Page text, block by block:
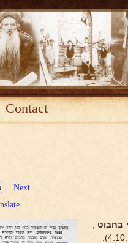
Contact
Next
בחבוט